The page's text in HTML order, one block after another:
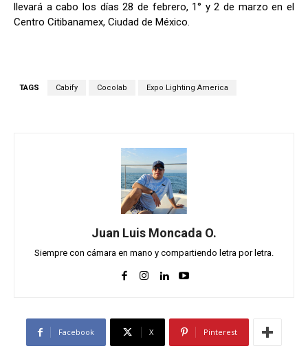
llevará a cabo los días 28 de febrero, 1° y 2 de marzo en el
Centro Citibanamex, Ciudad de México.
TAGS Cabify Cocolab Expo Lighting America
Juan Luis Moncada O.
Siempre con cámara en mano y compartiendo letra por letra.
Facebook X Pinterest